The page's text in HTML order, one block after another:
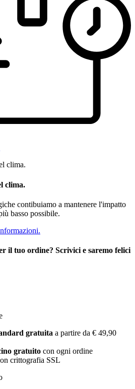
clima.
contibuiamo a mantenere l'impatto
basso possibile.
il tuo ordine? Scrivici e saremo felici
gratuita a partire da € 49,90
gratuito con ogni ordine
crittografia SSL